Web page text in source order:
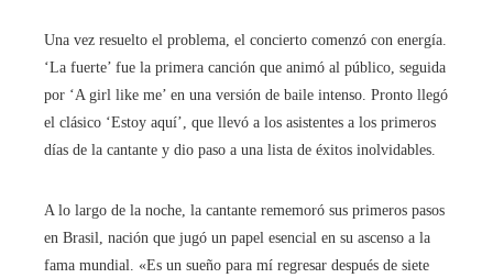
Una vez resuelto el problema, el concierto comenzó con energía.
‘La fuerte’ fue la primera canción que animó al público, seguida
por ‘A girl like me’ en una versión de baile intenso. Pronto llegó
el clásico ‘Estoy aquí’, que llevó a los asistentes a los primeros
días de la cantante y dio paso a una lista de éxitos inolvidables.
A lo largo de la noche, la cantante rememoró sus primeros pasos
en Brasil, nación que jugó un papel esencial en su ascenso a la
fama mundial. «Es un sueño para mí regresar después de siete